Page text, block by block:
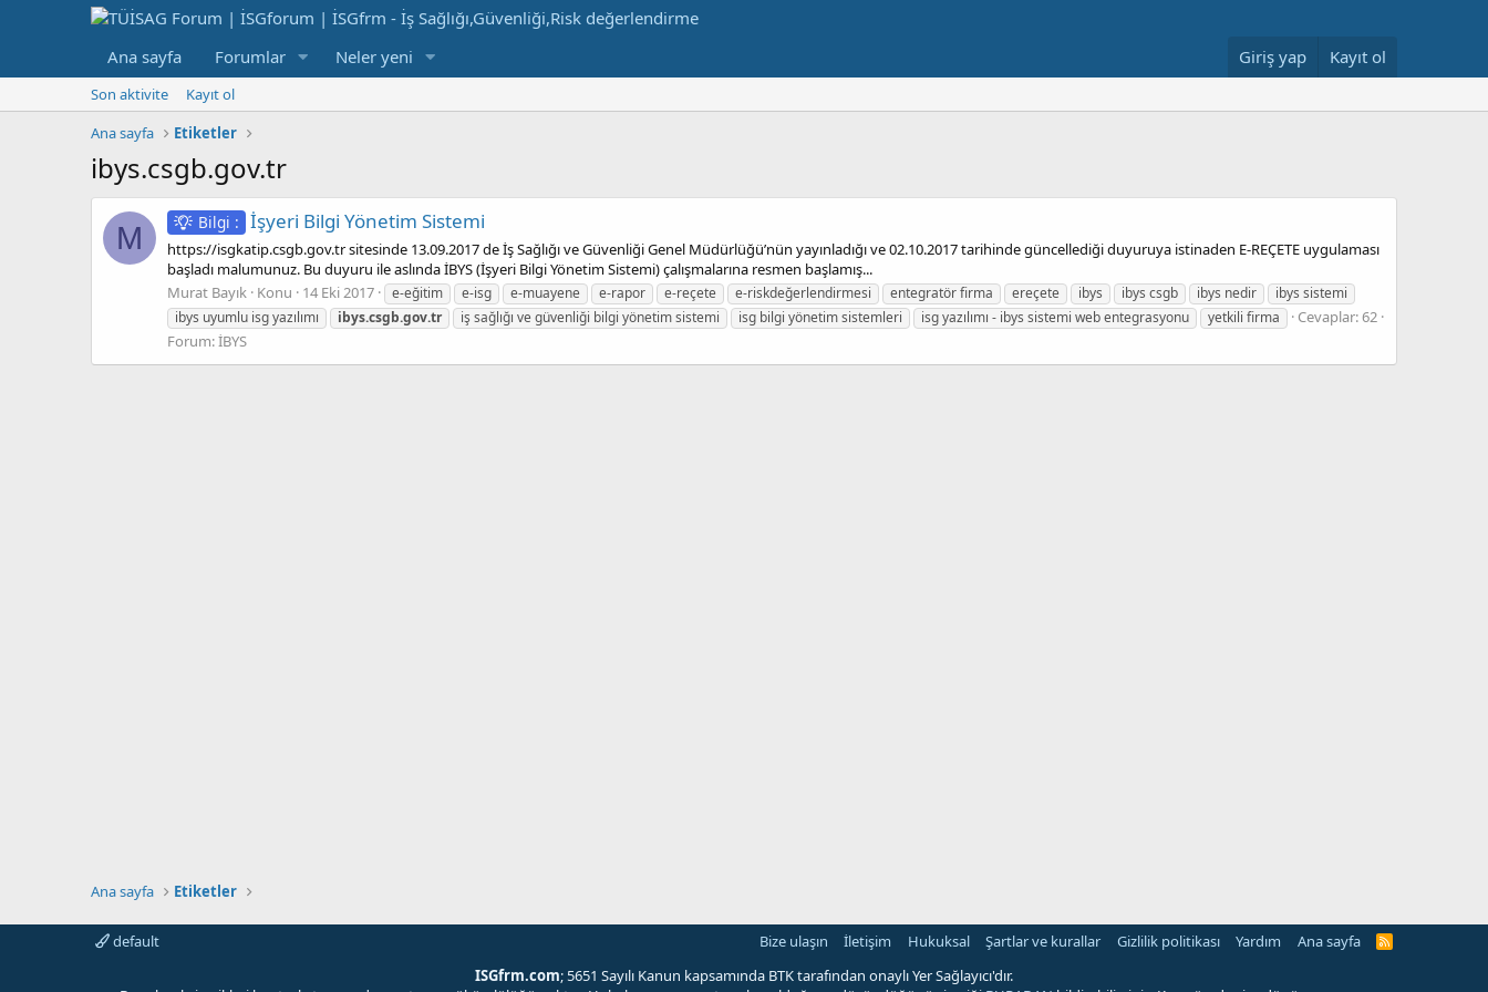
Ana sayfa Forumlar Neler yeni Giriş yap Kayıt ol
Son aktivite
Kayıt ol
Ana sayfa
Etiketler
ibys.csgb.gov.tr
M Bilgi : İşyeri Bilgi Yönetim Sistemi
https://isgkatip.csgb.gov.tr sitesinde 13.09.2017 de İş Sağlığı ve Güvenliği Genel Müdürlüğü’nün yayınladığı ve 02.10.2017 tarihinde güncellediği duyuruya istinaden E-REÇETE uygulaması
başladı malumunuz. Bu duyuru ile aslında İBYS (İşyeri Bilgi Yönetim Sistemi) çalışmalarına resmen başlamış...
Murat Bayık Konu 14 Eki 2017 e-eğitim e-isg e-muayene e-rapor e-reçete e-riskdeğerlendirmesi entegratör firma ereçete ibys ibys csgb ibys nedir
ibys sistemi
ibys uyumlu isg yazılımı
ibys.csgb.gov.tr iş sağlığı ve güvenliği bilgi yönetim sistemi isg bilgi yönetim sistemleri isg yazılımı - ibys sistemi web entegrasyonu yetkili firma
Cevaplar: 62
Forum:İBYS
Ana sayfa Etiketler
default Bize ulaşın İletişim Hukuksal Şartlar ve kurallar Gizlilik politikası Yardım Ana sayfa
R
ISGfrm.com; 5651 Sayılı Kanun kapsamında BTK tarafından onaylı Yer Sağlayıcı'dır.